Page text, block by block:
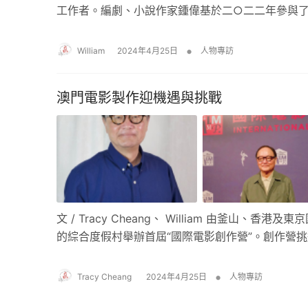
工作者。編劇、小說作家鍾偉基於二○二二年參與
William 2024年4月25日 • 人物專訪
澳門電影製作迎機遇與挑戰
文 / Tracy Cheang、 William 由釜山、香港及東
的綜合度假村舉辦首屆“國際電影創作營”。創作營
Tracy Cheang 2024年4月25日 • 人物專訪